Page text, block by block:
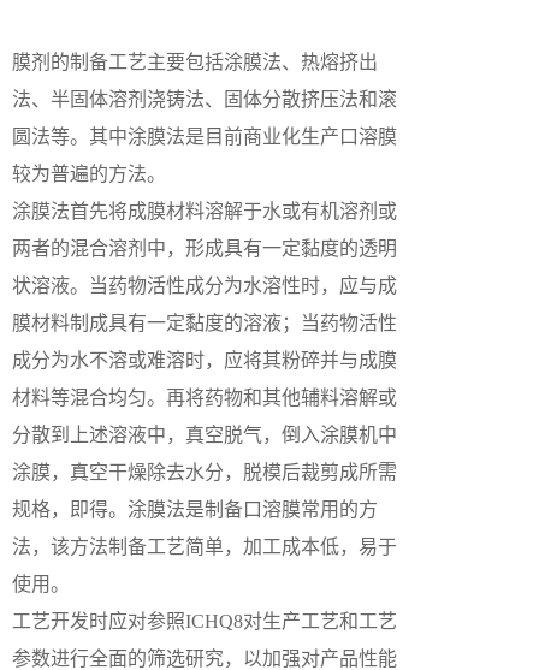
膜剂的制备工艺主要包括涂膜法、热熔挤出
法、半固体溶剂浇铸法、固体分散挤压法和滚
圆法等。其中涂膜法是目前商业化生产口溶膜
较为普遍的方法。
涂膜法首先将成膜材料溶解于水或有机溶剂或
两者的混合溶剂中，形成具有一定黏度的透明
状溶液。当药物活性成分为水溶性时，应与成
膜材料制成具有一定黏度的溶液；当药物活性
成分为水不溶或难溶时，应将其粉碎并与成膜
材料等混合均匀。再将药物和其他辅料溶解或
分散到上述溶液中，真空脱气，倒入涂膜机中
涂膜，真空干燥除去水分，脱模后裁剪成所需
规格，即得。涂膜法是制备口溶膜常用的方
法，该方法制备工艺简单，加工成本低，易于
使用。
工艺开发时应对参照ICHQ8对生产工艺和工艺
参数进行全面的筛选研究，以加强对产品性能